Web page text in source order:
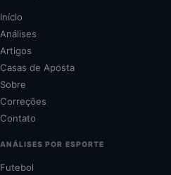
Início
Análises
Artigos
Casas de Aposta
Sobre
Correções
Contato
ANÁLISES POR ESPORTE
Futebol